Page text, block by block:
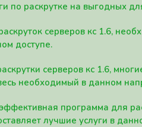
по раскрутке на выгодных
серверов кс 1.6,
доступе.
серверов кс 1.6,
необходимый в данном
программа для
лучшие услуги в